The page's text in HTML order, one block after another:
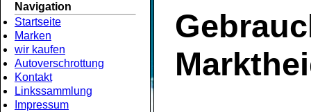
Navigation
Startseite
Marken
wir kaufen
Autoverschrottung
Kontakt
Linkssammlung
Impressum